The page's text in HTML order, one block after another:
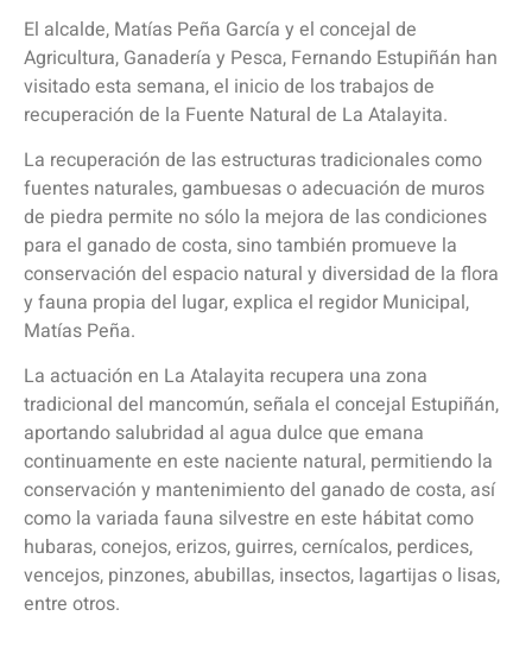
El alcalde, Matías Peña García y el concejal de
Agricultura, Ganadería y Pesca, Fernando Estupiñán han
visitado esta semana, el inicio de los trabajos de
recuperación de la Fuente Natural de La Atalayita.
La recuperación de las estructuras tradicionales como
fuentes naturales, gambuesas o adecuación de muros
de piedra permite no sólo la mejora de las condiciones
para el ganado de costa, sino también promueve la
conservación del espacio natural y diversidad de la flora
y fauna propia del lugar, explica el regidor Municipal,
Matías Peña.
La actuación en La Atalayita recupera una zona
tradicional del mancomún, señala el concejal Estupiñán,
aportando salubridad al agua dulce que emana
continuamente en este naciente natural, permitiendo la
conservación y mantenimiento del ganado de costa, así
como la variada fauna silvestre en este hábitat como
hubaras, conejos, erizos, guirres, cernícalos, perdices,
vencejos, pinzones, abubillas, insectos, lagartijas o lisas,
entre otros.